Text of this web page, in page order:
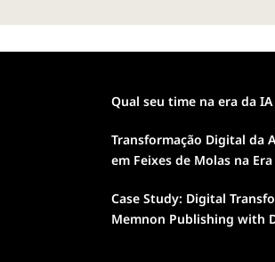
Qual seu time na era da
Transformação Digital da
em Feixes de Molas na
Case Study: Digital
Memnon Publishing with